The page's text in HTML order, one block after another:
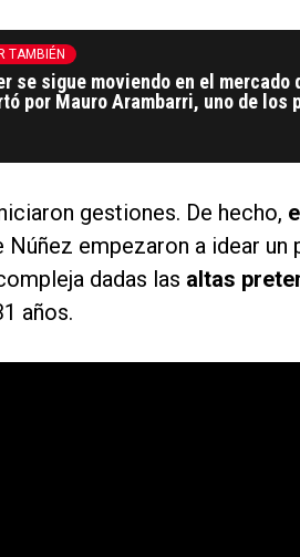
TAMBIÉN
se sigue moviendo en el mercado
por Mauro Arambarri, uno de los
gestiones. De hecho,
Núñez empezaron a idear un
dadas las altas
años.